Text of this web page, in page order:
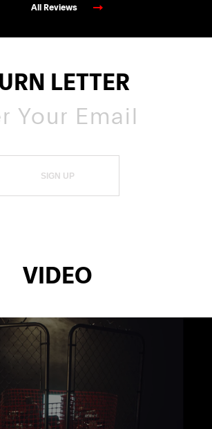
All Reviews
LETTER
SIGN UP
VIDEO